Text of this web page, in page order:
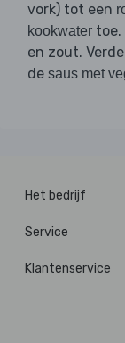
vork) tot een
kookwater toe.
en zout.
de saus met
Het bedrijf
Service
Klantenservice